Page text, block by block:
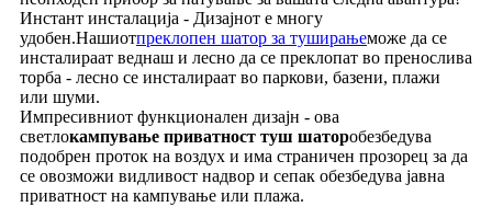
Инстант инсталација - Дизајнот е многу
удобен.Нашиотпреклопен шатор за туширањеможе да се
инсталираат веднаш и лесно да се преклопат во пренослива
торба - лесно се инсталираат во паркови, базени, плажи
или шуми.
Импресивниот функционален дизајн - ова
светлокампување приватност туш шаторобезбедува
подобрен проток на воздух и има страничен прозорец за да
се овозможи видливост надвор и сепак обезбедува јавна
приватност на кампување или плажа.